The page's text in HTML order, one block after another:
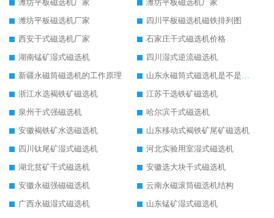
潍坊平板磁选机厂家
潍坊平板磁选机厂家
潍坊平板磁选机厂家
四川平板磁选机磁铁排列图
西安干式磁选机厂家
石家庄干式磁选机价格
湖南锰矿湿式磁选机
四川湿式逆流磁选机
新疆永磁筒磁选机的工作原理
山东永磁筒式磁选机是不是强磁
浙江水选褐铁矿磁选机
江苏干选铁矿磁选机
泉州干式强磁选机
哈尔滨干式磁选机
安徽褐铁矿水选磁选机
山东移动式褐铁矿尾矿磁选机
四川钛尾矿湿式磁选机
河北实验用室湿式磁选机
湖北贫矿干式磁选机
安徽选大块干式磁选机
安徽永磁强磁磁选机
云南永磁滚筒磁选机结构
广西永磁湿式磁选机
山东锰矿湿式磁选机